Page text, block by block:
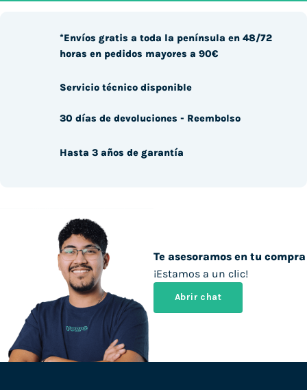
Te asesoramos en tu compra
¡Estamos a un clic!
Abrir chat
*Envíos gratis a toda la península en 48/72
horas en pedidos mayores a 90€
Servicio técnico disponible
30 días de devoluciones - Reembolso
Hasta 3 años de garantía